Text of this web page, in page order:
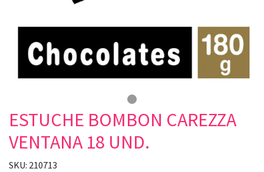
ESTUCHE BOMBON CAREZZA
VENTANA 18 UND.
SKU: 210713